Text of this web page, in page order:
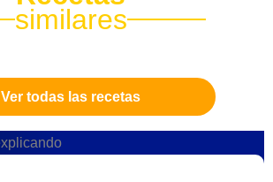
similares
Ver todas las recetas